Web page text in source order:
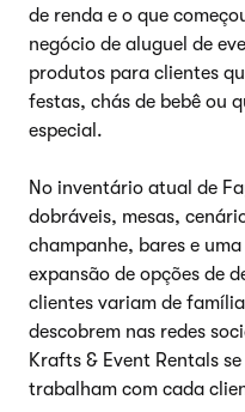
de renda e o que
negócio de aluguel de
produtos para clientes
festas, chás de bebê ou
especial.
No inventário atual de
dobráveis, mesas,
champanhe, bares e
expansão de opções de
clientes variam de
descobrem nas redes
Krafts & Event Rentals
trabalham com cada